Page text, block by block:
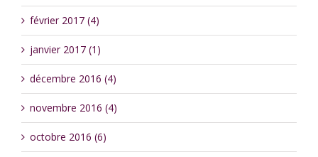
février 2017 (4)
janvier 2017 (1)
décembre 2016 (4)
novembre 2016 (4)
octobre 2016 (6)